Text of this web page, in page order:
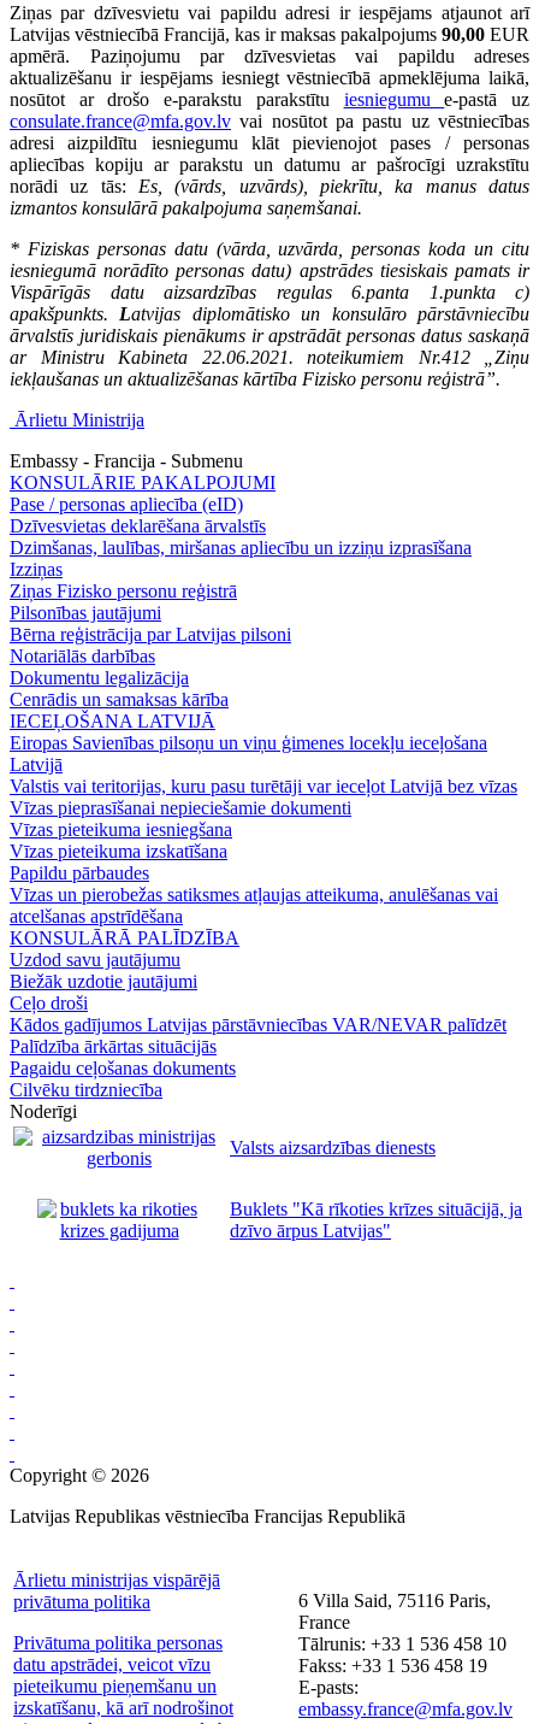
Ziņas par dzīvesvietu vai papildu adresi ir iespējams atjaunot arī
Latvijas vēstniecībā Francijā, kas ir maksas pakalpojums 90,00 EUR
apmērā. Paziņojumu par dzīvesvietas vai papildu adreses
aktualizēšanu ir iespējams iesniegt vēstniecībā apmeklējuma laikā,
nosūtot ar drošo e-parakstu parakstītu iesniegumue-pastā uz
consulate.france@mfa.gov.lv vai nosūtot pa pastu uz vēstniecības
adresi aizpildītu iesniegumu klāt pievienojot pases / personas
apliecības kopiju ar parakstu un datumu ar pašrocīgi uzrakstītu
norādi uz tās: Es, (vārds, uzvārds), piekrītu, ka manus datus
izmantos konsulārā pakalpojuma saņemšanai.
* Fiziskas personas datu (vārda, uzvārda, personas koda un citu
iesniegumā norādīto personas datu) apstrādes tiesiskais pamats ir
Vispārīgās datu aizsardzības regulas 6.panta 1.punkta c)
apakšpunkts. Latvijas diplomātisko un konsulāro pārstāvniecību
ārvalstīs juridiskais pienākums ir apstrādāt personas datus saskaņā
ar Ministru Kabineta 22.06.2021. noteikumiem Nr.412 „Ziņu
iekļaušanas un aktualizēšanas kārtība Fizisko personu reģistrā”.
Ārlietu Ministrija
Embassy - Francija - Submenu
KONSULĀRIE PAKALPOJUMI
Pase / personas apliecība (eID)
Dzīvesvietas deklarēšana ārvalstīs
Dzimšanas, laulības, miršanas apliecību un izziņu izprasīšana
Izziņas
Ziņas Fizisko personu reģistrā
Pilsonības jautājumi
Bērna reģistrācija par Latvijas pilsoni
Notariālās darbības
Dokumentu legalizācija
Cenrādis un samaksas kārība
IECEĻOŠANA LATVIJĀ
Eiropas Savienības pilsoņu un viņu ģimenes locekļu ieceļošana
Latvijā
Valstis vai teritorijas, kuru pasu turētāji var ieceļot Latvijā bez vīzas
Vīzas pieprasīšanai nepieciešamie dokumenti
Vīzas pieteikuma iesniegšana
Vīzas pieteikuma izskatīšana
Papildu pārbaudes
Vīzas un pierobežas satiksmes atļaujas atteikuma, anulēšanas vai
atcelšanas apstrīdēšana
KONSULĀRĀ PALĪDZĪBA
Uzdod savu jautājumu
Biežāk uzdotie jautājumi
Ceļo droši
Kādos gadījumos Latvijas pārstāvniecības VAR/NEVAR palīdzēt
Palīdzība ārkārtas situācijās
Pagaidu ceļošanas dokuments
Cilvēku tirdzniecība
Noderīgi
Valsts aizsardzības dienests
Buklets "Kā rīkoties krīzes situācijā, ja
dzīvo ārpus Latvijas"
Copyright © 2026
Latvijas Republikas vēstniecība Francijas Republikā
Ārlietu ministrijas vispārējā
privātuma politika
Privātuma politika personas
datu apstrādei, veicot vīzu
pieteikumu pieņemšanu un
izskatīšanu, kā arī nodrošinot
6 Villa Said, 75116 Paris,
France
Tālrunis: +33 1 536 458 10
Fakss: +33 1 536 458 19
E-pasts:
embassy.france@mfa.gov.lv